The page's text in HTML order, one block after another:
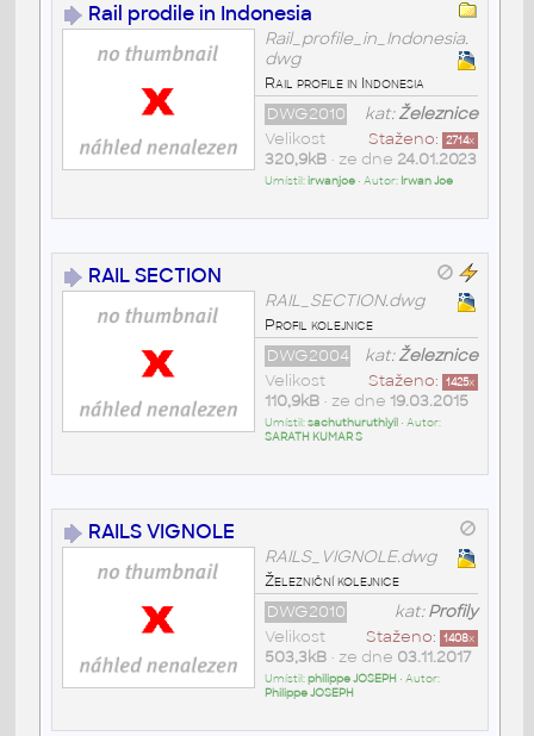
Rail prodile in Indonesia
Rail_profile_in_Indonesia.
dwg
Rail profile in Indonesia
kat:Železnice
DWG2010
Staženo: 2714x
Velikost
320,9kB• ze dne 24.01.2023
Umístil:irwanjoe• Autor: Irwan Joe
RAIL SECTION
RAIL_SECTION.dwg
Profil kolejnice
kat:Železnice
DWG2004
Staženo: 1425x
Velikost
110,9kB• ze dne 19.03.2015
Umístil:sachuthuruthiyil • Autor:
SARATH KUMAR S
RAILS VIGNOLE
RAILS_VIGNOLE.dwg
Železniční kolejnice
kat:Profily
DWG2010
Staženo: 1408x
Velikost
503,3kB• ze dne 03.11.2017
Umístil:philippe JOSEPH • Autor:
Philippe JOSEPH